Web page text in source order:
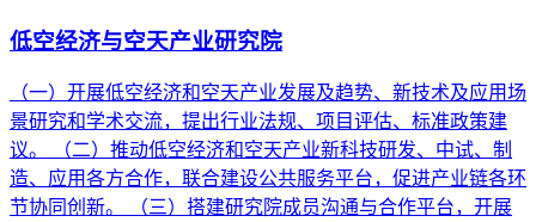
低空经济与空天产业研究院
（一）开展低空经济和空天产业发展及趋势、新技术及应用场
景研究和学术交流，提出行业法规、项目评估、标准政策建
议。 （二）推动低空经济和空天产业新科技研发、中试、制
造、应用各方合作，联合建设公共服务平台，促进产业链各环
节协同创新。 （三）搭建研究院成员沟通与合作平台，开展